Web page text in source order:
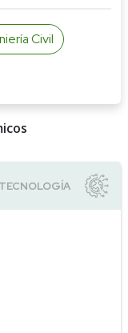
Civil